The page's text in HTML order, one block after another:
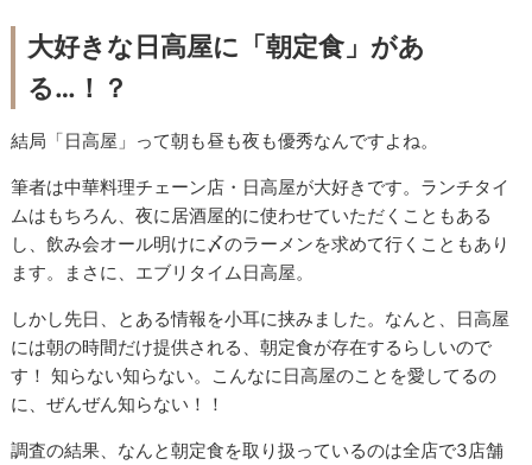
大好きな日高屋に「朝定食」があ
る…！？
結局「日高屋」って朝も昼も夜も優秀なんですよね。
筆者は中華料理チェーン店・日高屋が大好きです。ランチタイ
ムはもちろん、夜に居酒屋的に使わせていただくこともある
し、飲み会オール明けに〆のラーメンを求めて行くこともあり
ます。まさに、エブリタイム日高屋。
しかし先日、とある情報を小耳に挟みました。なんと、日高屋
には朝の時間だけ提供される、朝定食が存在するらしいので
す！ 知らない知らない。こんなに日高屋のことを愛してるの
に、ぜんぜん知らない！！
調査の結果、なんと朝定食を取り扱っているのは全店で3店舗